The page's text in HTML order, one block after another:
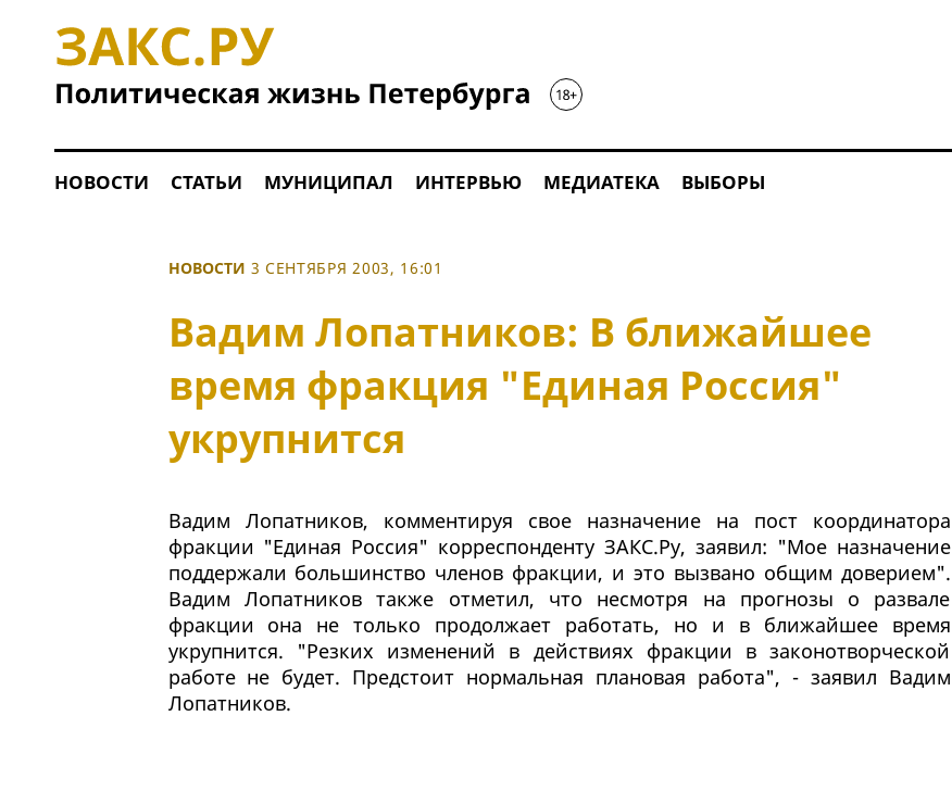
НОВОСТИ СТАТЬИ МУНИЦИПАЛ ИНТЕРВЬЮ МЕДИАТЕКА ВЫБОРЫ
НОВОСТИ 3 СЕНТЯБРЯ 2003, 16:01
Вадим Лопатников: В ближайшее
время фракция "Единая Россия"
укрупнится
Вадим Лопатников, комментируя свое назначение на пост координатора
фракции "Единая Россия" корреспонденту ЗАКС.Ру, заявил: "Мое назначение
поддержали большинство членов фракции, и это вызвано общим доверием".
Вадим Лопатников также отметил, что несмотря на прогнозы о развале
фракции она не только продолжает работать, но и в ближайшее время
укрупнится. "Резких изменений в действиях фракции в законотворческой
работе не будет. Предстоит нормальная плановая работа", - заявил Вадим
Лопатников.